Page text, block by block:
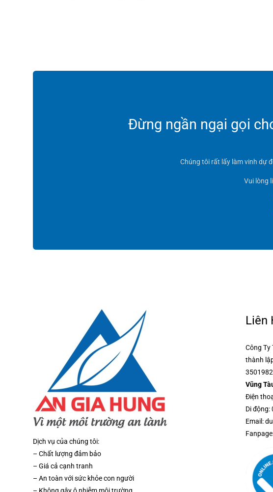
Đừng ngần ngại gọi
Chúng tôi rất lấy làm vinh dự
Vui lòng
Dịch vụ của chúng tôi:
– Chất lượng đảm bảo
– Giá cả cạnh tranh
– An toàn với sức khỏe con người
Liên
Công Ty
thành
Vũng
Điện
Di động:
Email: